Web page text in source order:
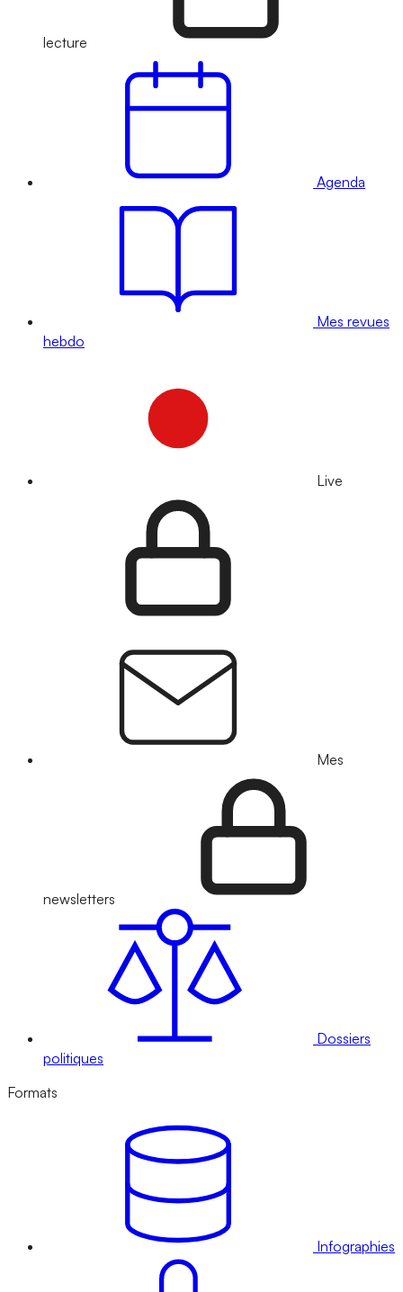
lecture
Agenda
Mes revues
hebdo
Live
Mes
newsletters
Dossiers
politiques
Formats
Infographies